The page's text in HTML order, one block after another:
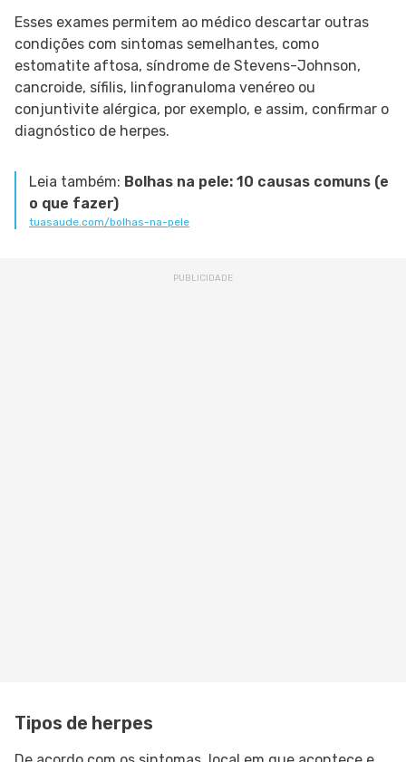
Esses exames permitem ao médico descartar outras
condições com sintomas semelhantes, como
estomatite aftosa, síndrome de Stevens-Johnson,
cancroide, sífilis, linfogranuloma venéreo ou
conjuntivite alérgica, por exemplo, e assim, confirmar o
diagnóstico de herpes.
Leia também: Bolhas na pele: 10 causas comuns (e
o que fazer)
tuasaude.com/bolhas-na-pele
Tipos de herpes